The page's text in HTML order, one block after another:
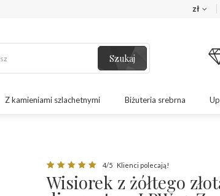
zł
Szukaj
Z kamieniami szlachetnymi Biżuteria srebrna
4/5 Klienci polecają!
Wisiorek z żółtego